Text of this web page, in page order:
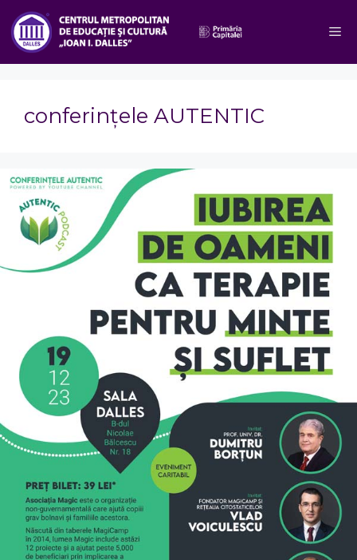
conținut
conferințele AUTENTIC